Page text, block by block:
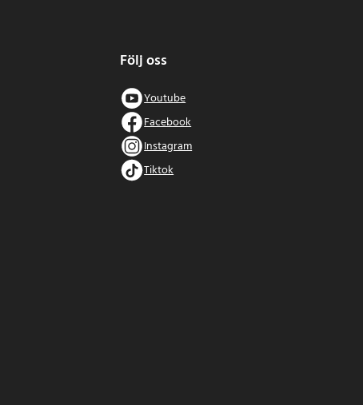
Följ oss
Youtube
Facebook
Instagram
Tiktok